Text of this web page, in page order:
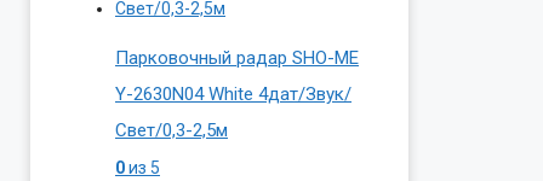
Парковочный радар SHO-ME
Y-2630N04 White 4дат/Звук/
Свет/0,3-2,5м
0из 5